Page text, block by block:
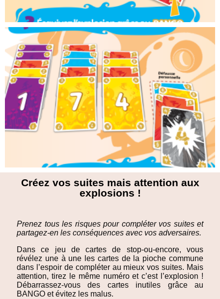
Créez vos suites mais attention aux
explosions !
Prenez tous les risques pour compléter vos suites et
partagez-en les conséquences avec vos adversaires.
Dans ce jeu de cartes de stop-ou-encore, vous
révélez une à une les cartes de la pioche commune
dans l’espoir de compléter au mieux vos suites. Mais
attention, tirez le même numéro et c’est l’explosion !
Débarrassez-vous des cartes inutiles grâce au
BANGO et évitez les malus.